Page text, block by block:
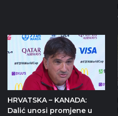
HRVATSKA – KANADA:
Dalić unosi promjene u